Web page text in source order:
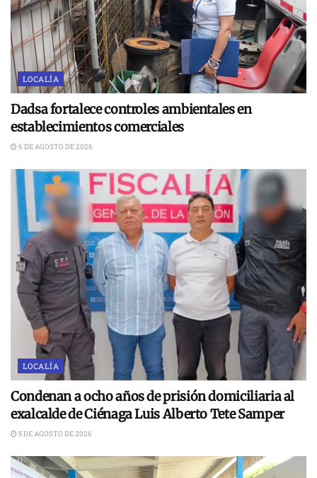
LOCALÍA
Dadsa fortalece controles ambientales en
establecimientos comerciales
6 DE AGOSTO DE 2026
LOCALÍA
Condenan a ocho años de prisión domiciliaria al
exalcalde de Ciénaga Luis Alberto Tete Samper
5 DE AGOSTO DE 2026